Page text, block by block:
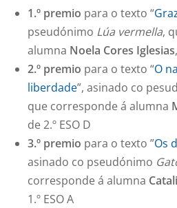
1.º premio para o texto “
pseudónimo Lúa vermella,
alumna Noela Cores Iglesias
2.º premio para o texto “O
liberdade”, asinado co
que corresponde á alumna
de 2.º ESO D
3.º premio para o texto ”Os
asinado co pseudónimo
corresponde á alumna
1.º ESO A